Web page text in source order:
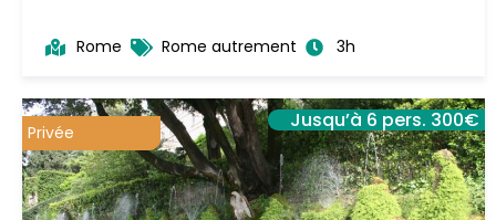
Rome Rome autrement 3h
Jusqu’à 6 pers. 300€
Privée